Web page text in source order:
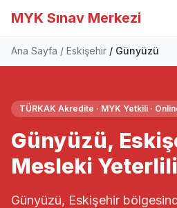
MYK Sınav Merkezi
Ana Sayfa Eskişehir Günyüzü
TÜRKAK Akredite · MYK Yetkili ·
Günyüzü,
Mesleki
Günyüzü, Eskişehir